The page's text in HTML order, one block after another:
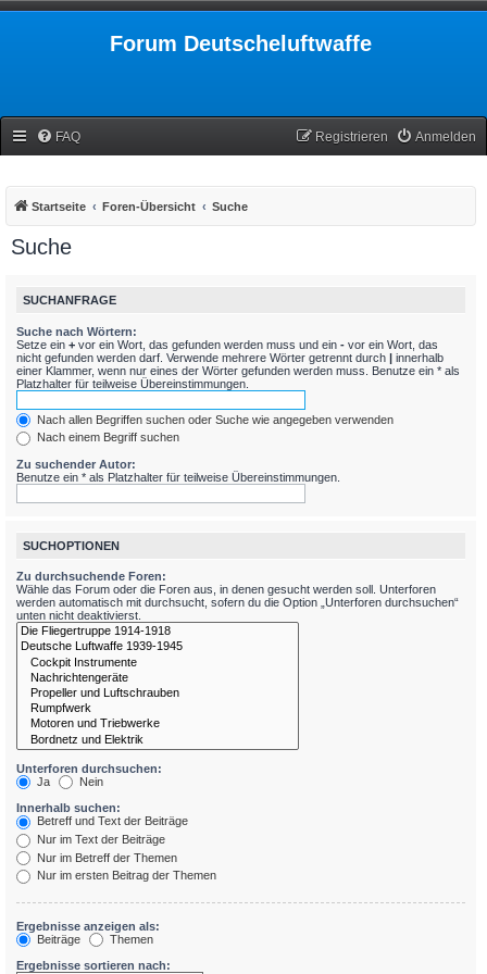
Forum Deutscheluftwaffe
FAQ Anmelden
Registrieren
Startseite Foren-Übersicht Suche
Suche
SUCHANFRAGE
Suche nach Wörtern:
Setze ein + vor ein Wort, das gefunden werden muss und ein - vor ein Wort, das
nicht gefunden werden darf. Verwende mehrere Wörter getrennt durch | innerhalb
einer Klammer, wenn nur eines der Wörter gefunden werden muss. Benutze ein * als
Platzhalter für teilweise Übereinstimmungen.
Nach allen Begriffen suchen oder Suche wie angegeben verwenden
Nach einem Begriff suchen
Zu suchender Autor:
Benutze ein * als Platzhalter für teilweise Übereinstimmungen.
SUCHOPTIONEN
Zu durchsuchende Foren:
Wähle das Forum oder die Foren aus, in denen gesucht werden soll. Unterforen
werden automatisch mit durchsucht, sofern du die Option „Unterforen durchsuchen“
unten nicht deaktivierst.
Unterforen durchsuchen:
Ja
Nein
Innerhalb suchen:
Betreff und Text der Beiträge
Nur im Text der Beiträge
Nur im Betreff der Themen
Nur im ersten Beitrag der Themen
Ergebnisse anzeigen als:
Beiträge
Themen
Ergebnisse sortieren nach: